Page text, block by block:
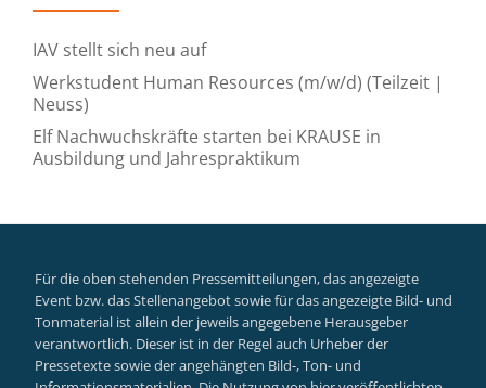
IAV stellt sich neu auf
Werkstudent Human Resources (m/w/d) (Teilzeit |
Neuss)
Elf Nachwuchskräfte starten bei KRAUSE in
Ausbildung und Jahrespraktikum
Für die oben stehenden Pressemitteilungen, das angezeigte
Event bzw. das Stellenangebot sowie für das angezeigte Bild- und
Tonmaterial ist allein der jeweils angegebene Herausgeber
verantwortlich. Dieser ist in der Regel auch Urheber der
Pressetexte sowie der angehängten Bild-, Ton- und